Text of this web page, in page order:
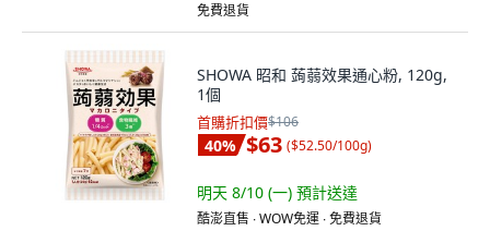
免費退貨
SHOWA 昭和 蒟蒻效果通心粉, 120g,
1個
首購折扣價$106
40% $63 ($52.50/100g)
明天 8/10 (一) 預計送達
酷澎直售 ∙ WOW免運 ∙ 免費退貨